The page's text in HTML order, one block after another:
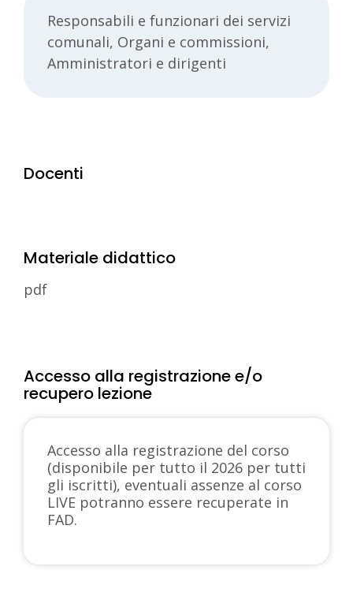
Responsabili e funzionari dei servizi
comunali, Organi e commissioni,
Amministratori e dirigenti
Docenti
Materiale didattico
pdf
Accesso alla registrazione e/o
recupero lezione
Accesso alla registrazione del corso
(disponibile per tutto il 2026 per tutti
gli iscritti), eventuali assenze al corso
LIVE potranno essere recuperate in
FAD.